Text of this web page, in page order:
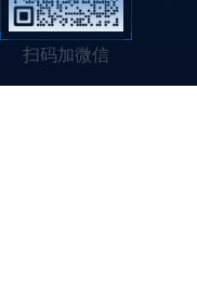
扫码加微信